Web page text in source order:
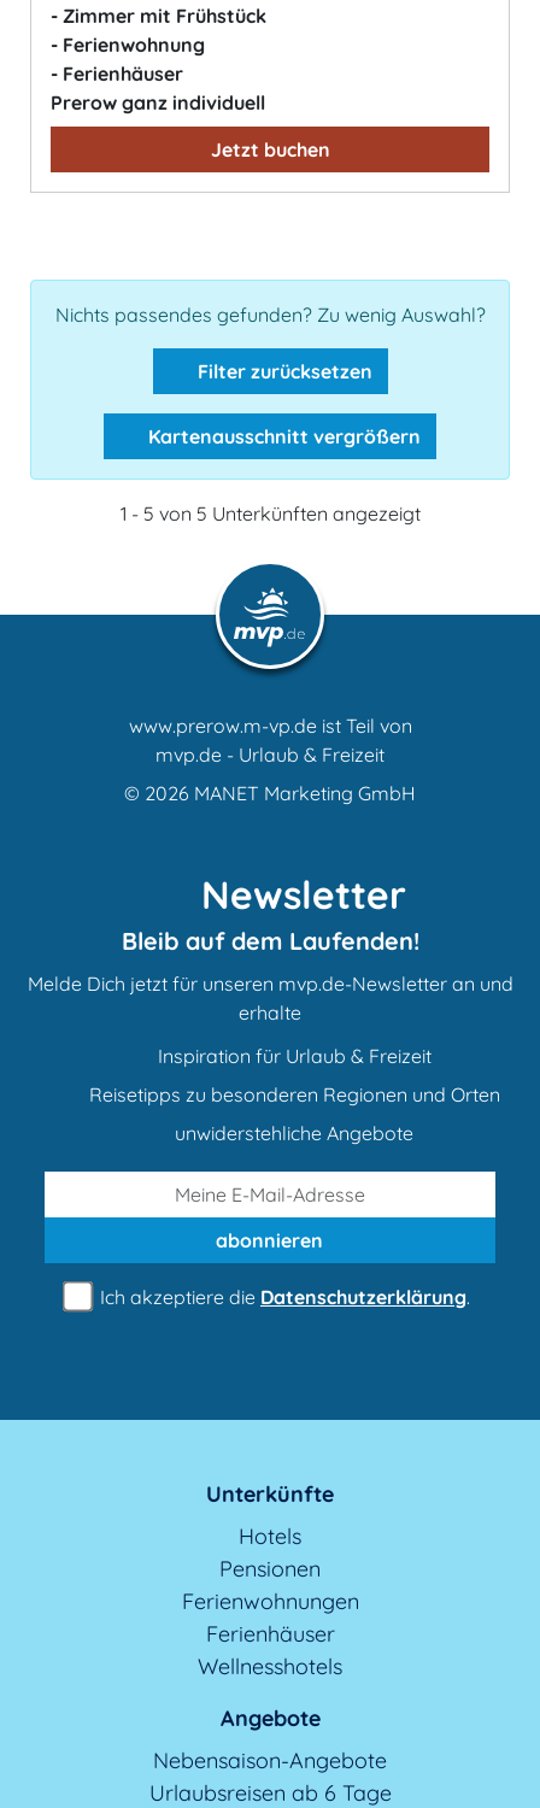
- Zimmer mit Frühstück
- Ferienwohnung
- Ferienhäuser
Prerow ganz individuell
Jetzt buchen
Nichts passendes gefunden? Zu wenig Auswahl?
Filter zurücksetzen
Kartenausschnitt vergrößern
1 - 5 von 5 Unterkünften angezeigt
www.prerow.m-vp.de ist Teil von
mvp.de - Urlaub & Freizeit
© 2026 MANET Marketing GmbH
Newsletter
Bleib auf dem Laufenden!
Melde Dich jetzt für unseren mvp.de-Newsletter an und
erhalte
Inspiration für Urlaub & Freizeit
Reisetipps zu besonderen Regionen und Orten
unwiderstehliche Angebote
abonnieren
Ich akzeptiere die Datenschutzerklärung.
Unterkünfte
Hotels
Pensionen
Ferienwohnungen
Ferienhäuser
Wellnesshotels
Angebote
Nebensaison-Angebote
Urlaubsreisen ab 6 Tage